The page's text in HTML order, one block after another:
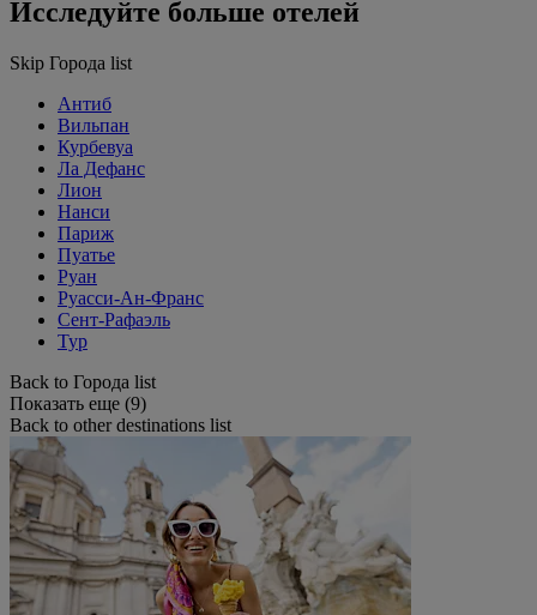
Исследуйте больше отелей
Skip Города list
Антиб
Вильпан
Курбевуа
Ла Дефанс
Лион
Нанси
Париж
Пуатье
Руан
Руасси-Ан-Франс
Сент-Рафаэль
Тур
Back to Города list
Показать еще (9)
Back to other destinations list